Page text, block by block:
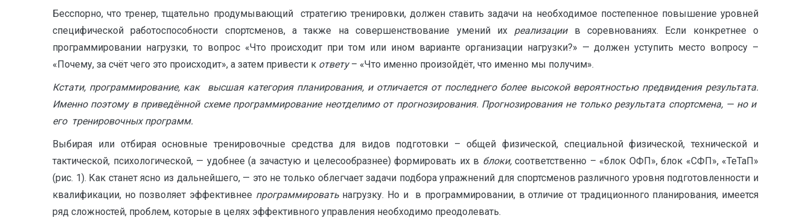
Бесспорно, что тренер, тщательно продумывающий стратегию тренировки, должен ставить задачи на необходимое постепенное повышение уровней
специфической работоспособности спортсменов, а также на совершенствование умений ихреализациив соревнованиях. Если конкретнее о
программировании нагрузки, то вопрос «Что происходит при том или ином варианте организации нагрузки?» — должен уступить место вопросу –
«Почему, за счёт чего это происходит», а затем привести к ответу– «Что именно произойдёт, что именно мы получим».
Кстати, программирование, как высшая категория планирования, и отличается от последнего более высокой вероятностью предвидения результата.
Именно поэтому в приведённой схеме программирование неотделимо от прогнозирования. Прогнозирования не только результата спортсмена, — но и
его тренировочных программ.
Выбирая или отбирая основные тренировочные средства для видов подготовки – общей физической, специальной физической, технической и
тактической, психологической, — удобнее (а зачастую и целесообразнее) формировать их в блоки, соответственно – «блок ОФП», блок «СФП», «ТеТаП»
(рис. 1). Как станет ясно из дальнейшего, — это не только облегчает задачи подбора упражнений для спортсменов различного уровня подготовленности и
квалификации, но позволяет эффективнее программироватьнагрузку. Но и в программировании, в отличие от традиционного планирования, имеется
ряд сложностей, проблем, которые в целях эффективного управления необходимо преодолевать.